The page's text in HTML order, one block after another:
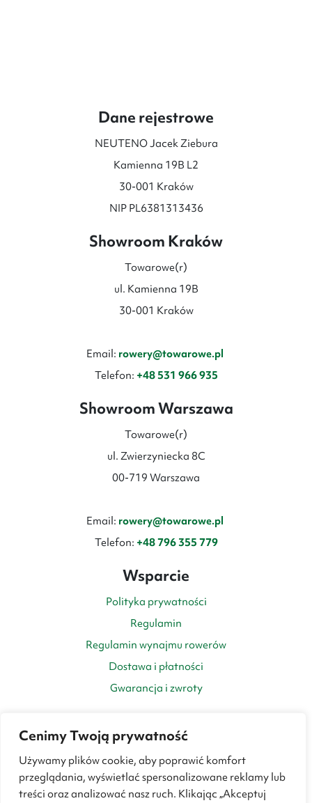
Cenimy Twoją prywatność
Używamy plików cookie, aby poprawić komfort
przeglądania, wyświetlać spersonalizowane reklamy lub
treści oraz analizować nasz ruch. Klikając „Akceptuj
Dane rejestrowe
NEUTENO Jacek Ziebura
Kamienna 19B L2
30-001 Kraków
NIP PL6381313436
Showroom Kraków
Towarowe(r)
ul. Kamienna 19B
30-001 Kraków
Email: rowery@towarowe.pl
Telefon: +48 531 966 935
Showroom Warszawa
Towarowe(r)
ul. Zwierzyniecka 8C
00-719 Warszawa
Email: rowery@towarowe.pl
Telefon: +48 796 355 779
Wsparcie
Polityka prywatności
Regulamin
Regulamin wynajmu rowerów
Dostawa i płatności
Gwarancja i zwroty